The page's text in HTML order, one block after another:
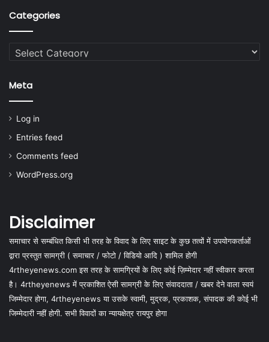
Categories
Categories
Meta
Log in
Entries feed
Comments feed
WordPress.org
Disclaimer
समाचार से सम्बंधित किसी भी तरह के विवाद के लिए साइट के कुछ तत्वों में उपयोगकर्ताओं
द्वारा प्रस्तुत सामग्री ( समाचार / फोटो / विडियो आदि ) शामिल होगी
4rtheyenews.com इस तरह के सामग्रियों के लिए कोई ज़िम्मेदार नहीं स्वीकार करता
है। 4rtheyenews में प्रकाशित ऐसी सामग्री के लिए संवाददाता / खबर देने वाला स्वयं
जिम्मेदार होगा, 4rtheyenews या उसके स्वामी, मुद्रक, प्रकाशक, संपादक की कोई भी
जिम्मेदारी नहीं होगी. सभी विवादों का न्यायक्षेत्र रायपुर होगा